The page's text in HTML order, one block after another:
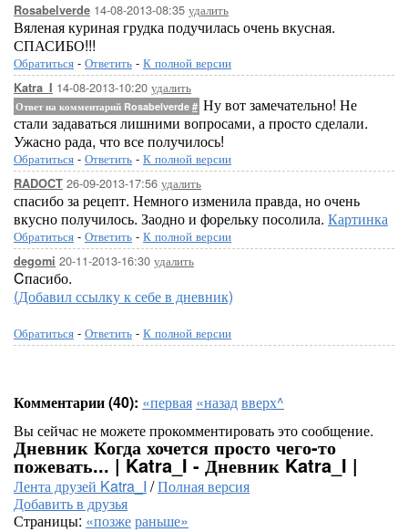
Rosabelverde 14-08-2013-08:35 удалить
Вяленая куриная грудка подучилась очень вкусная.
СПАСИБО!!!
Обратиться - Ответить - К полной версии
Katra_I 14-08-2013-10:20 удалить
Ответ на комментарий Rosabelverde # Ну вот замечательно! Не
стали задаваться лишними вопросами, а просто сделали.
Ужасно рада, что все получилось!
Обратиться - Ответить - К полной версии
RADOCT 26-09-2013-17:56 удалить
спасибо за рецепт. Немного изменила правда, но очень
вкусно получилось. Заодно и форельку посолила. Картинка
Обратиться - Ответить - К полной версии
degomi 20-11-2013-16:30 удалить
Cпасибо.
(Добавил ссылку к себе в дневник)
Обратиться - Ответить - К полной версии
Комментарии (40): «первая «назадвверх^
Вы сейчас не можете прокомментировать это сообщение.
Дневник Когда хочется просто чего-то
пожевать... | Katra_I - Дневник Katra_I |
Лента друзей Katra_I /Полная версия
Добавить в друзья
Страницы: «позжераньше»